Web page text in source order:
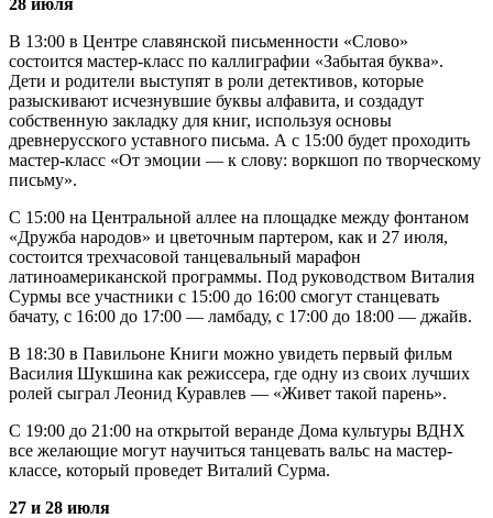
В 13:00 в Центре славянской письменности «Слово»
состоится мастер-класс по каллиграфии «Забытая буква».
Дети и родители выступят в роли детективов, которые
разыскивают исчезнувшие буквы алфавита, и создадут
собственную закладку для книг, используя основы
древнерусского уставного письма. А с 15:00 будет проходить
мастер-класс «От эмоции — к слову: воркшоп по творческому
письму».
С 15:00 на Центральной аллее на площадке между фонтаном
«Дружба народов» и цветочным партером, как и 27 июля,
состоится трехчасовой танцевальный марафон
латиноамериканской программы. Под руководством Виталия
Сурмы все участники с 15:00 до 16:00 смогут станцевать
бачату, с 16:00 до 17:00 — ламбаду, с 17:00 до 18:00 — джайв.
В 18:30 в Павильоне Книги можно увидеть первый фильм
Василия Шукшина как режиссера, где одну из своих лучших
ролей сыграл Леонид Куравлев — «Живет такой парень».
С 19:00 до 21:00 на открытой веранде Дома культуры ВДНХ
все желающие могут научиться танцевать вальс на мастер-
классе, который проведет Виталий Сурма.
27 и 28 июля